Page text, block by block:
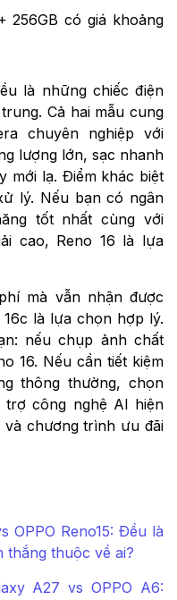
256GB có giá khoảng
là những chiếc điện
Cả hai mẫu cung
chuyên nghiệp với
lượng lớn, sạc nhanh
mới lạ. Điểm khác biệt
lý. Nếu bạn có ngân
tốt nhất cùng với
cao, Reno 16 là lựa
mà vẫn nhận được
là lựa chọn hợp lý.
nếu chụp ảnh chất
16. Nếu cần tiết kiệm
thông thường, chọn
trợ công nghệ AI hiện
chương trình ưu đãi
OPPO Reno15: Đều là
thắng thuộc về ai?
A27 vs OPPO A6: